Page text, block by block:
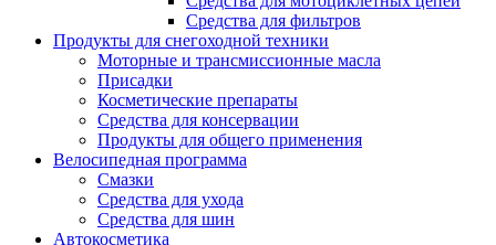
Средства для фильтров
Продукты для снегоходной техники
Моторные и трансмиссионные масла
Присадки
Косметические препараты
Средства для консервации
Продукты для общего применения
Велосипедная программа
Смазки
Средства для ухода
Средства для шин
Автокосметика